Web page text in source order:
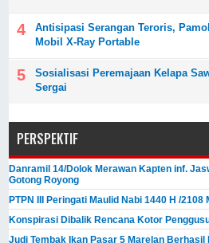
Antisipasi Serangan Teroris,
Mobil X-Ray Portable
Sosialisasi Peremajaan Kelapa
Sergai
PERSPEKTIF
Danramil 14/Dolok Merawan Kapten inf.
Gotong Royong
PTPN III Peringati Maulid Nabi 1440 H /2108
Konspirasi Dibalik Rencana Kotor
Judi Tembak Ikan Pasar 5 Marelan Berhasil